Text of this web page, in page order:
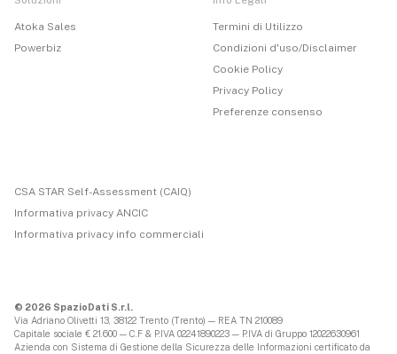
Atoka Sales
Powerbiz
Termini di Utilizzo
Condizioni d'uso/Disclaimer
Cookie Policy
Privacy Policy
Preferenze consenso
CSA STAR Self-Assessment (CAIQ)
Informativa privacy ANCIC
Informativa privacy info commerciali
© 2026 SpazioDati S.r.l.
Via Adriano Olivetti 13, 38122 Trento (Trento) — REA TN 210089
Capitale sociale € 21.600 — C.F & P.IVA 02241890223 — P.IVA di Gruppo 12022630961
Azienda con Sistema di Gestione della Sicurezza delle Informazioni certificato da